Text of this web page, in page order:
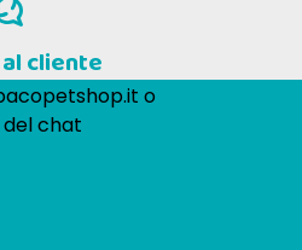
cliente
o
chat